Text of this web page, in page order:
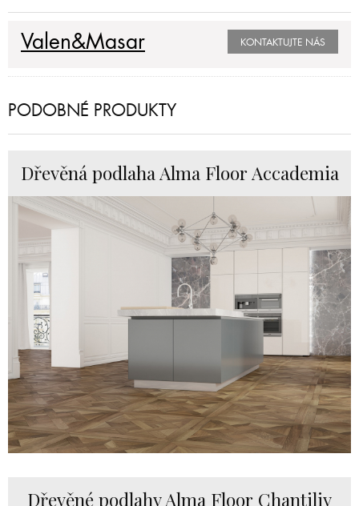
Valen&Masar KONTAKTUJTE NÁS
PODOBNÉ PRODUKTY
Dřevěná podlaha Alma Floor Accademia
Dřevěné podlahy Alma Floor Chantiliy